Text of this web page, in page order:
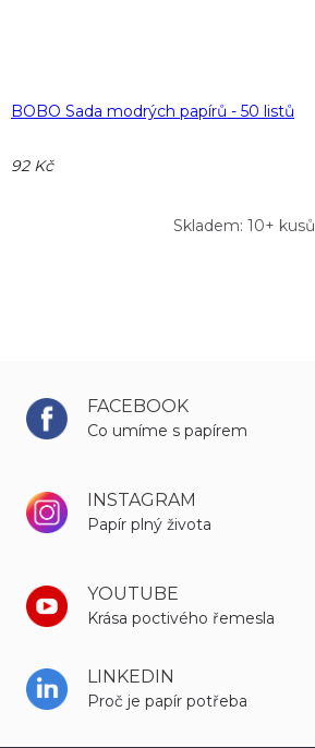
BOBO Sada modrých papírů - 50 listů
92 Kč
Skladem: 10+ kusů
FACEBOOK
Co umíme s papírem
INSTAGRAM
Papír plný života
YOUTUBE
Krása poctivého řemesla
LINKEDIN
Proč je papír potřeba